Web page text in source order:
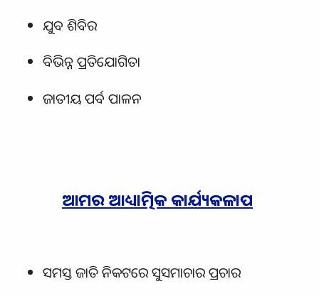
ଯୁବ ଶିବିର
ବିଭିନ୍ନ ପ୍ରତିଯୋଗିତା
ଜାତୀୟ ପର୍ବ ପାଳନ
ଆମର ଆଧ୍ୟାତ୍ମିକ କାର୍ଯ୍ୟକଳାପ
ସମସ୍ତ ଜାତି ନିକଟରେ ସୁସମାଚାର ପ୍ରଚାର